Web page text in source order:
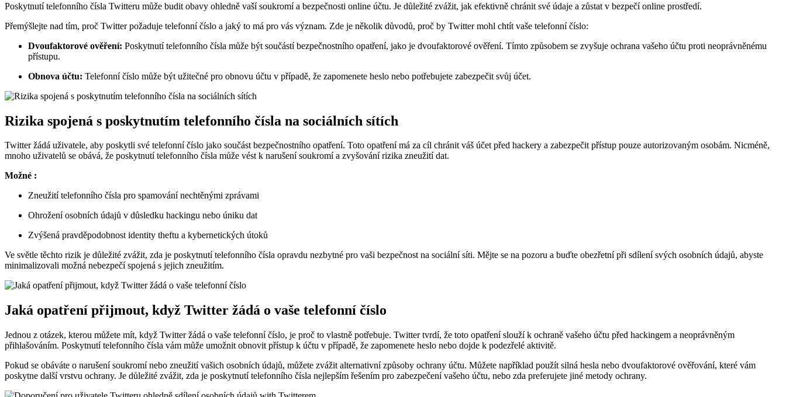
Poskytnutí telefonního čísla Twitteru může budit obavy ohledně vaší soukromí a bezpečnosti online účtu. Je důležité zvážit, jak efektivně chránit své údaje a zůstat v bezpečí online prostředí.
Přemýšlejte nad tím, proč Twitter požaduje telefonní číslo a jaký to má pro vás význam. Zde je několik důvodů, proč by Twitter mohl chtít vaše telefonní číslo:
Dvoufaktorové ověření: Poskytnutí telefonního čísla může být součástí bezpečnostního opatření, jako je dvoufaktorové ověření. Tímto způsobem se zvyšuje ochrana vašeho účtu proti neoprávněnému
přístupu.
Obnova účtu: Telefonní číslo může být užitečné pro obnovu účtu v případě, že zapomenete heslo nebo potřebujete zabezpečit svůj účet.
Rizika spojená s poskytnutím telefonního čísla na sociálních sítích
Twitter žádá uživatele, aby poskytli své telefonní číslo jako součást bezpečnostního opatření. Toto opatření má za cíl chránit váš účet před hackery a zabezpečit přístup pouze autorizovaným osobám. Nicméně,
mnoho uživatelů se obává, že poskytnutí telefonního čísla může vést k narušení soukromí a zvyšování rizika zneužití dat.
Možné :
Zneužití telefonního čísla pro spamování nechtěnými zprávami
Ohrožení osobních údajů v důsledku hackingu nebo úniku dat
Zvýšená pravděpodobnost identity theftu a kybernetických útoků
Ve světle těchto rizik je důležité zvážit, zda je poskytnutí telefonního čísla opravdu nezbytné pro vaši bezpečnost na sociální síti. Mějte se na pozoru a buďte obezřetní při sdílení svých osobních údajů, abyste
minimalizovali možná nebezpečí spojená s jejich zneužitím.
Jaká opatření přijmout, když Twitter žádá o vaše telefonní číslo
Jednou z otázek, kterou můžete mít, když Twitter žádá o vaše telefonní číslo, je proč to vlastně potřebuje. Twitter tvrdí, že toto opatření slouží k ochraně vašeho účtu před hackingem a neoprávněným
přihlašováním. Poskytnutí telefonního čísla vám může umožnit obnovit přístup k účtu v případě, že zapomenete heslo nebo dojde k podezřelé aktivitě.
Pokud se obáváte o narušení soukromí nebo zneužití vašich osobních údajů, můžete zvážit alternativní způsoby ochrany účtu. Můžete například použít silná hesla nebo dvoufaktorové ověřování, které vám
poskytne další vrstvu ochrany. Je důležité zvážit, zda je poskytnutí telefonního čísla nejlepším řešením pro zabezpečení vašeho účtu, nebo zda preferujete jiné metody ochrany.